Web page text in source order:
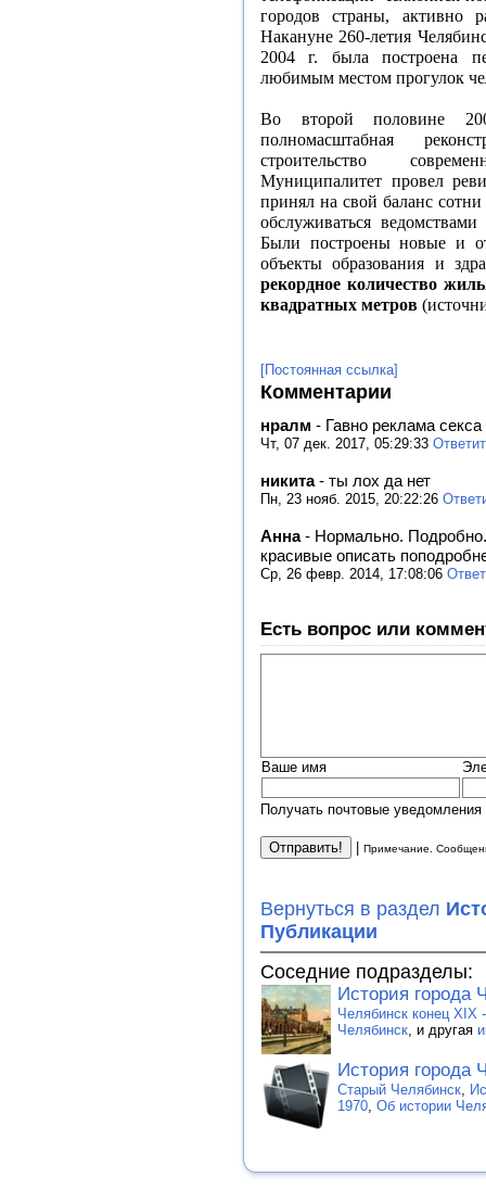
городов страны, активно
Накануне 260-летия
2004 г. была построена
любимым местом прогулок
Во второй половине
полномасштабная
строительство
Муниципалитет провел
принял на свой баланс
обслуживаться
Были построены новые и
объекты образования и
рекордное количество
квадратных метров
[Постоянная ссылка]
Комментарии
нралм - Гавно реклама секса
Чт, 07 дек. 2017, 05:29:33
никита- ты лох да нет
Пн, 23 нояб. 2015, 20:22:26
Анна- Нормально.
красивые описать
Ср, 26 февр. 2014, 17:08:06
Есть вопрос или
Ваше имя
Получать почтовые
Примечание.
Вернуться в раздел
Публикации
Соседние подразделы:
История города
Челябинск конец XIX
Челябинск, и другая
История города
Старый Челябинск,
1970, Об истории